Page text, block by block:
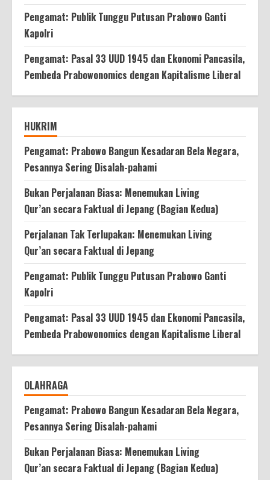
Pengamat: Publik Tunggu Putusan Prabowo Ganti
Kapolri
Pengamat: Pasal 33 UUD 1945 dan Ekonomi Pancasila,
Pembeda Prabowonomics dengan Kapitalisme Liberal
HUKRIM
Pengamat: Prabowo Bangun Kesadaran Bela Negara,
Pesannya Sering Disalah-pahami
Bukan Perjalanan Biasa: Menemukan Living
Qur’an secara Faktual di Jepang (Bagian Kedua)
Perjalanan Tak Terlupakan: Menemukan Living
Qur’an secara Faktual di Jepang
Pengamat: Publik Tunggu Putusan Prabowo Ganti
Kapolri
Pengamat: Pasal 33 UUD 1945 dan Ekonomi Pancasila,
Pembeda Prabowonomics dengan Kapitalisme Liberal
OLAHRAGA
Pengamat: Prabowo Bangun Kesadaran Bela Negara,
Pesannya Sering Disalah-pahami
Bukan Perjalanan Biasa: Menemukan Living
Qur’an secara Faktual di Jepang (Bagian Kedua)